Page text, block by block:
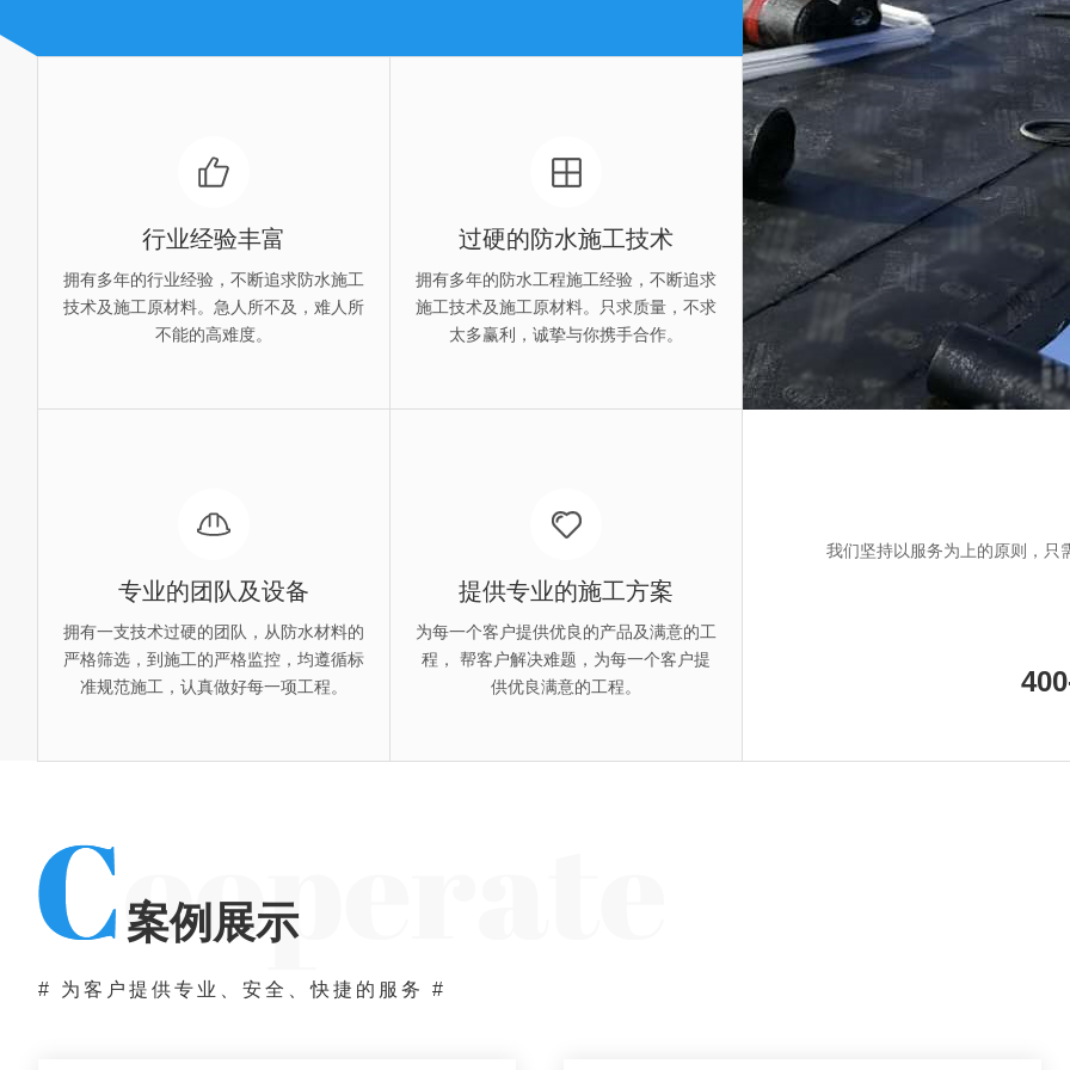
广州外墙防水补漏施工 广州外墙防水补漏联系方式
广州露台飘窗防水补漏维修 广州露台飘窗防水补漏施工
01
行业经验丰富
拥有多年的行业经验，不断追求防水施工
技术及施工原材料。急人所不及，难人所
不能的高难度。
02
过硬的防水施工技术
拥有多年的防水工程施工经验，不断追求
施工技术及施工原材料。只求质量，不求
太多赢利，诚挚与你携手合作。
03
专业的团队及设备
拥有一支技术过硬的团队，从防水材料的
严格筛选，到施工的严格监控，均遵循标
准规范施工，认真做好每一项工程。
04
提供专业的施工方案
为每一个客户提供优良的产品及满意的工
程， 帮客户解决难题，为每一个客户提
供优良满意的工程。
我们坚持以服务为上的原则，只
案例展示
# 为客户提供专业、安全、快捷的服务 #